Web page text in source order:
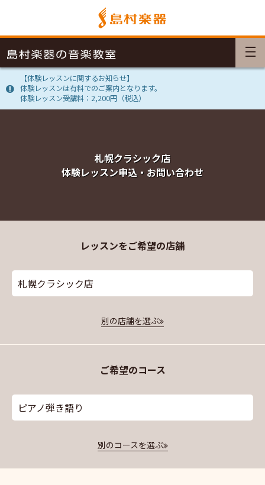
【体験レッスンに関するお知らせ】
体験レッスンは有料でのご案内となります。
体験レッスン受講料：2,200円（税込）
札幌クラシック店
体験レッスン申込・お問い合わせ
レッスンをご希望の店舗
札幌クラシック店
別の店舗を選ぶ
ご希望のコース
ピアノ弾き語り
別のコースを選ぶ